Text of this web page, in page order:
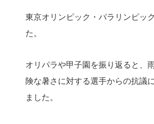
東京オリンピック・パラリンピッ
た。
オリパラや甲子園を振り返ると、
険な暑さに対する選手からの抗議
ました。